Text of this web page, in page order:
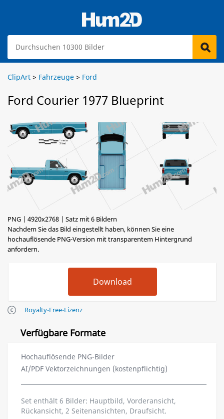
ClipArt > Fahrzeuge > Ford
Ford Courier 1977 Blueprint
PNG | 4920x2768 | Satz mit 6 Bildern
Nachdem Sie das Bild eingestellt haben, können Sie eine
hochauflösende PNG-Version mit transparentem Hintergrund
anfordern.
Royalty-Free-Lizenz
Verfügbare Formate
Hochauflösende PNG-Bilder
AI/PDF Vektorzeichnungen (kostenpflichtig)
Set enthält 6 Bilder: Hauptbild, Vorderansicht,
Rückansicht, 2 Seitenansichten, Draufsicht.